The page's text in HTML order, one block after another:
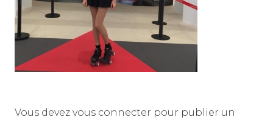
Vous devez vous connecter pour publier un